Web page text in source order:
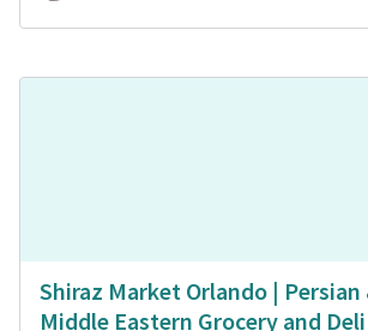
Shiraz Market Orlando | Persian
Middle Eastern Grocery and